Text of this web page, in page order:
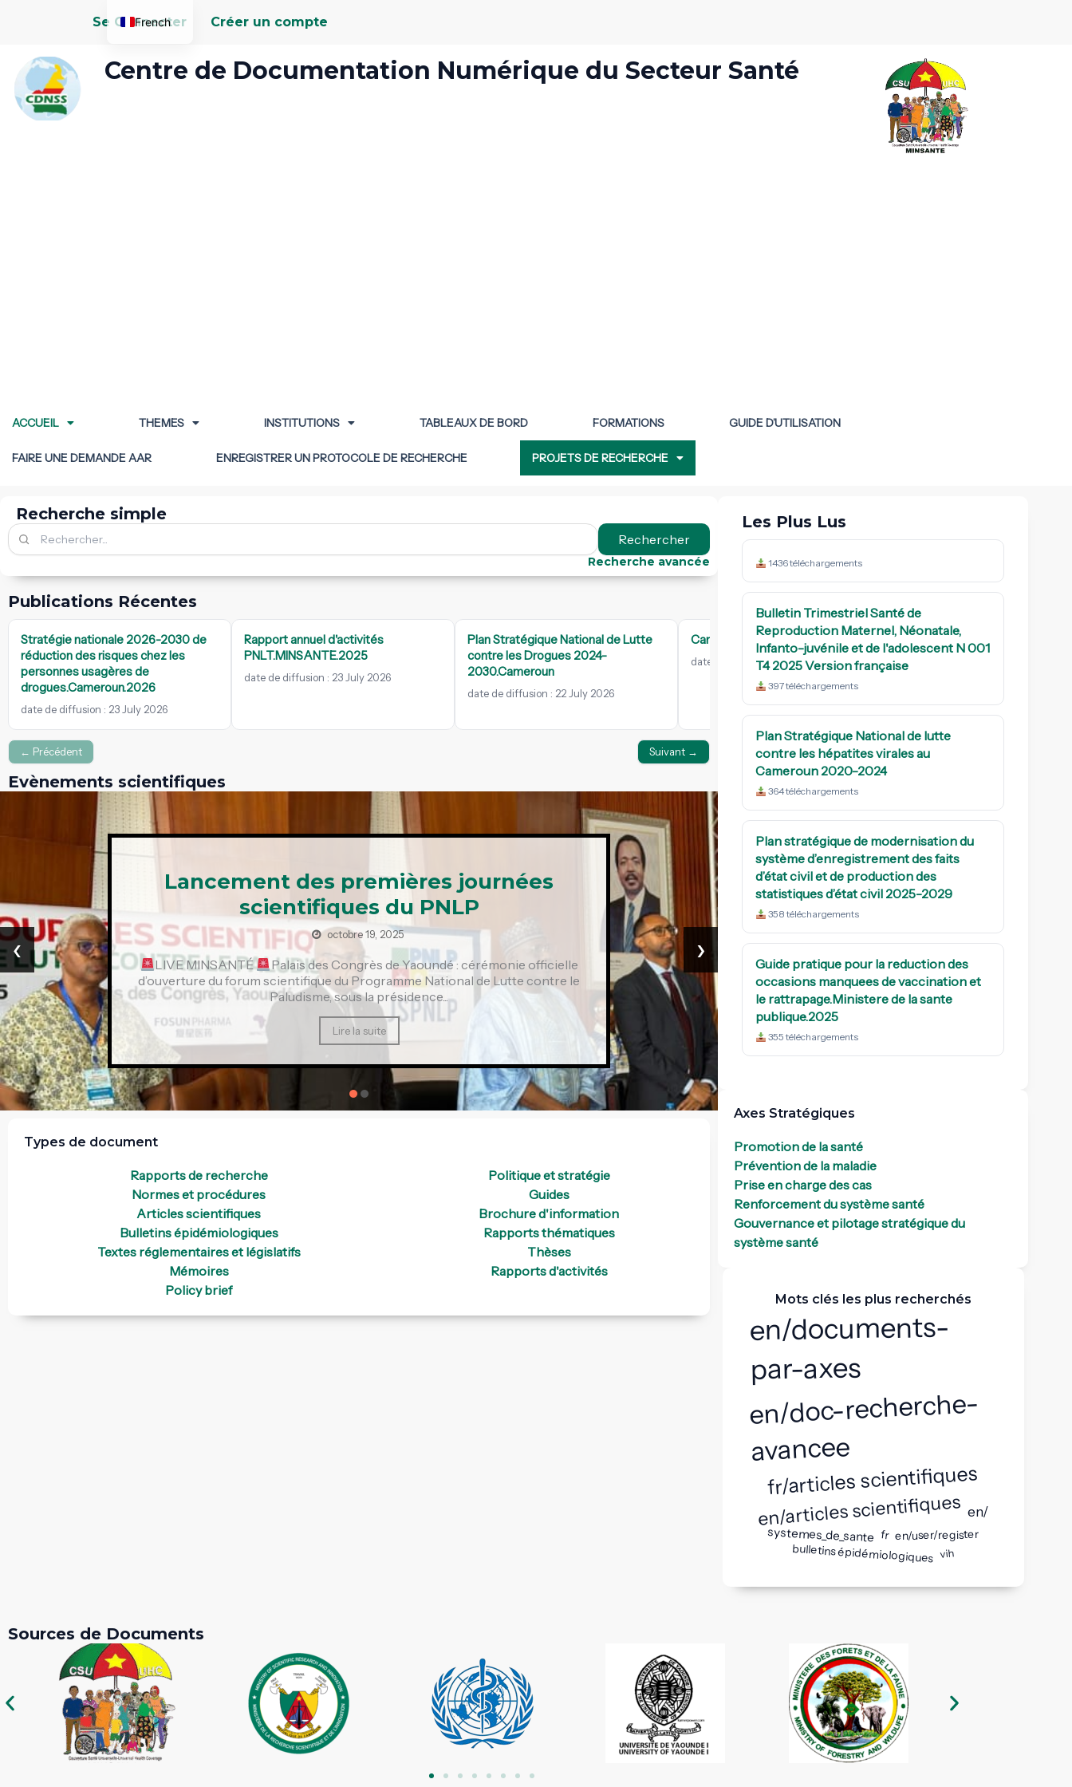
Se Connecter Créer un compte
Centre de Documentation Numérique du Secteur Santé
ACCUEIL THEMES INSTITUTIONS TABLEAUX DE BORD FORMATIONS GUIDE D’UTILISATION
FAIRE UNE DEMANDE AAR ENREGISTRER UN PROTOCOLE DE RECHERCHE PROJETS DE RECHERCHE
Recherche simple
Rechercher
Recherche avancée
Publications Récentes
Stratégie nationale 2026-2030 de
réduction des risques chez les
personnes usagères de
drogues.Cameroun.2026
date de diffusion : 23 July 2026
Rapport annuel d'activités
PNLT.MINSANTE.2025
date de diffusion : 23 July 2026
Plan Stratégique National de Lutte
contre les Drogues 2024-
2030.Cameroun
date de diffusion : 22 July 2026
Camphia 2024-2025 key findings
date de diffusion : 09 July 2026
Paquet Minimum d'Activités:
définition, objectifs, niveaux
date de diffusion : 23 June 2026
← Précédent Suivant →
Evènements scientifiques
Lancement des premières journées
scientifiques du PNLP
octobre 19, 2025
LIVE MINSANTÉ
Palais des Congrès de Yaoundé : cérémonie officielle
d’ouverture du forum scientifique du Programme National de Lutte contre le
Paludisme, sous la présidence...
Lire la suite
5ème Forum
des Urgences et
Monsieur le Ministre de la Santé
procédé ce mercredi 30 juillet
‹ ›
Types de document
Rapports de recherche
Politique et stratégie
Normes et procédures
Guides
Articles scientifiques
Brochure d'information
Bulletins épidémiologiques
Rapports thématiques
Textes réglementaires et législatifs
Thèses
Mémoires
Rapports d'activités
Policy brief
Les Plus Lus
1436 téléchargements
Bulletin Trimestriel Santé de
Reproduction Maternel, Néonatale,
Infanto-juvénile et de l'adolescent N 001
T4 2025 Version française
397 téléchargements
Plan Stratégique National de lutte
contre les hépatites virales au
Cameroun 2020-2024
364 téléchargements
Plan stratégique de modernisation du
système d’enregistrement des faits
d’état civil et de production des
statistiques d’état civil 2025-2029
358 téléchargements
Guide pratique pour la reduction des
occasions manquees de vaccination et
le rattrapage.Ministere de la sante
publique.2025
355 téléchargements
Axes Stratégiques
Promotion de la santé
Prévention de la maladie
Prise en charge des cas
Renforcement du système santé
Gouvernance et pilotage stratégique du
système santé
Mots clés les plus recherchés
en/documents-
par-axes
en/doc-recherche-
avancee
fr/articles scientifiques
en/articles scientifiques en/
systemes_de_sante fr en/user/register
bulletins épidémiologiques vih
Sources de Documents
French